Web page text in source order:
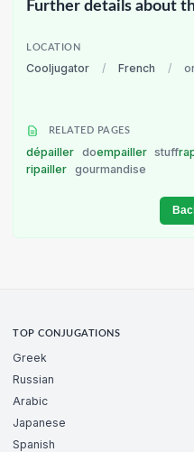
Further details about
LOCATION
Cooljugator / French /
RELATED PAGES
dépailler doempailler stuff
ripailler gourmandise
TOP CONJUGATIONS
Greek
Russian
Arabic
Japanese
Spanish